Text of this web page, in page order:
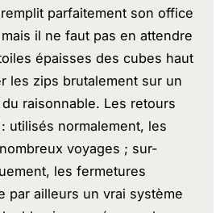
parfaitement son office
il ne faut pas en attendre
épaisses des cubes haut
les zips brutalement sur un
raisonnable. Les retours
utilisés normalement, les
voyages ; sur-
les fermetures
par ailleurs un vrai système